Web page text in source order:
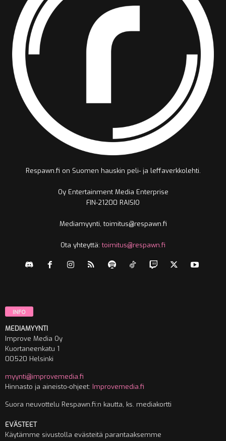
Respawn.fi on Suomen hauskin peli- ja leffaverkkolehti.
Oy Entertainment Media Enterprise
FIN-21200 RAISIO
Mediamyynti, toimitus@respawn.fi
Ota yhteyttä:toimitus@respawn.fi
INFO
MEDIAMYYNTI
Improve Media Oy
Kuortaneenkatu 1
00520 Helsinki
myynti@improvemedia.fi
Hinnasto ja aineisto-ohjeet: Improvemedia.fi
Suora neuvottelu Respawn.fi:n kautta, ks. mediakortti
EVÄSTEET
Käytämme sivustolla evästeitä parantaaksemme